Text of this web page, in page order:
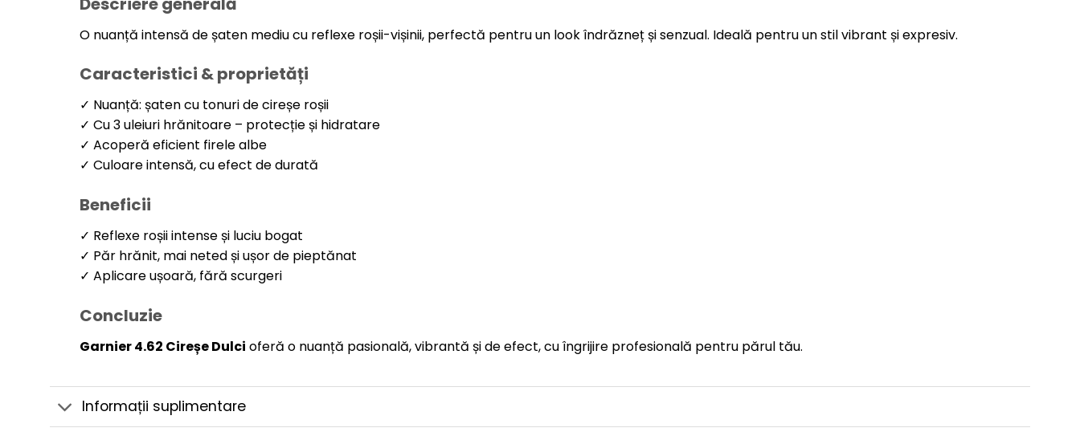
O nuanță intensă de șaten mediu cu reflexe roșii-vișinii, perfectă pentru un look îndrăzneț și senzual. Ideală pentru un stil vibrant și expresiv.
Caracteristici & proprietăți
✓ Nuanță: șaten cu tonuri de cireșe roșii
✓ Cu 3 uleiuri hrănitoare – protecție și hidratare
✓ Acoperă eficient firele albe
✓ Culoare intensă, cu efect de durată
Beneficii
✓ Reflexe roșii intense și luciu bogat
✓ Păr hrănit, mai neted și ușor de pieptănat
✓ Aplicare ușoară, fără scurgeri
Concluzie
Garnier 4.62 Cireșe Dulci oferă o nuanță pasională, vibrantă și de efect, cu îngrijire profesională pentru părul tău.
Informații suplimentare